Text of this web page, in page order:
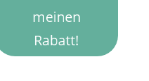
meinen
Rabatt!